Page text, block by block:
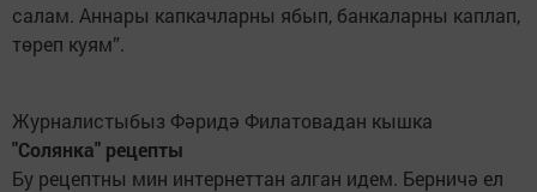
салам. Аннары капкачларны ябып, банкаларны каплап,
төреп куям”.
Журналистыбыз Фәридә Филатовадан кышка
"Солянка" рецепты
Бу рецептны мин интернеттан алган идем. Берничә ел